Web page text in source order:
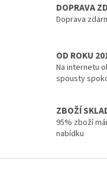
DOPRAVA
Doprava
OD ROKU
Na internetu
spousty
ZBOŽÍ
95% zboží
nabídku